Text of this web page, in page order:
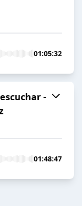
01:05:32
-
01:48:47